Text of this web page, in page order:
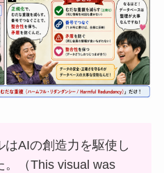
はAIの創造力を駆使し
。（This visual was